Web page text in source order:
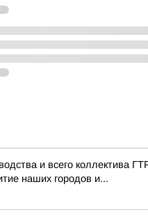
и всего
наших городов и...